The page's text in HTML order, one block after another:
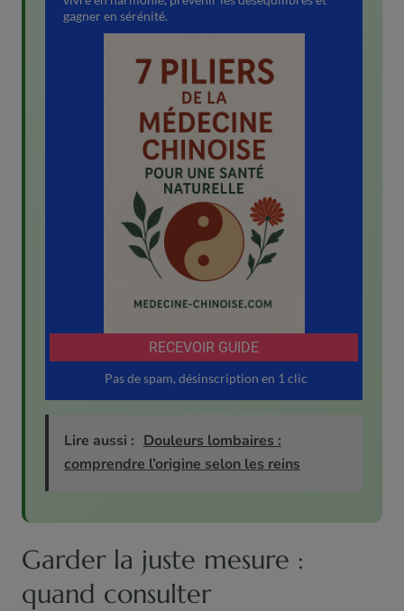
Lire aussi : Douleurs lombaires :
comprendre l’origine selon les reins
Garder la juste mesure :
quand consulter